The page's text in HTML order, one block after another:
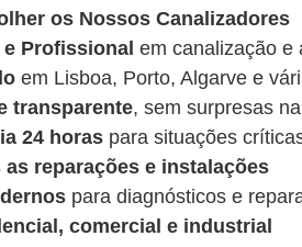
os Nossos Canalizadores
Profissional em canalização e
em Lisboa, Porto, Algarve e
transparente, sem surpresas
24 horas para situações
reparações e instalações
para diagnósticos e
comercial e industrial